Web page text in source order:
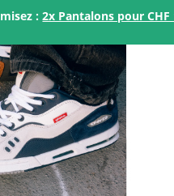
(Deutsch)
Kingdom
:2x Pantalons pour CHF